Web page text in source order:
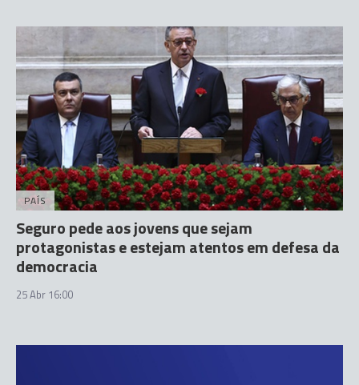
PAÍS
Seguro pede aos jovens que sejam
protagonistas e estejam atentos em defesa da
democracia
25 Abr 16:00